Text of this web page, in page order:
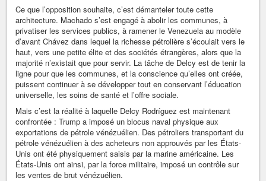
Ce que l’opposition souhaite, c’est démanteler toute cette
architecture. Machado s’est engagé à abolir les communes, à
privatiser les services publics, à ramener le Venezuela au modèle
d’avant Chávez dans lequel la richesse pétrolière s’écoulait vers le
haut, vers une petite élite et des sociétés étrangères, alors que la
majorité n’existait que pour servir. La tâche de Delcy est de tenir la
ligne pour que les communes, et la conscience qu’elles ont créée,
puissent continuer à se développer tout en conservant l’éducation
universelle, les soins de santé et l’offre sociale.
Mais c’est la réalité à laquelle Delcy Rodríguez est maintenant
confrontée : Trump a imposé un blocus naval physique aux
exportations de pétrole vénézuélien. Des pétroliers transportant du
pétrole vénézuélien à des acheteurs non approuvés par les États-
Unis ont été physiquement saisis par la marine américaine. Les
États-Unis ont ainsi, par la force militaire, imposé un contrôle sur
les ventes de brut vénézuélien.